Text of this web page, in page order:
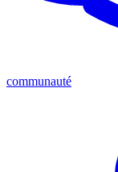
communauté